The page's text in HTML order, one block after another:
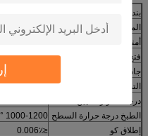
بند
المواد
Cordierite
أمتصاص الماء
فتح المسامية
61٪
جاذبية معينة
0.9g / CM3
التمدد الحراري كوفيسيانت1.5-3 (× 10-6K-1)
درجة الحرارة تليين
الطبخ درجة حرارة السطح 1000-1200 ° C
إطلاق كو
≤0.006٪